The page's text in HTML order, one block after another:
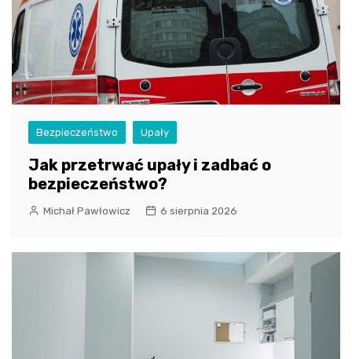
Bezpieczeństwo Upały
Jak przetrwać upały i zadbać o
bezpieczeństwo?
Michał Pawłowicz 6 sierpnia 2026